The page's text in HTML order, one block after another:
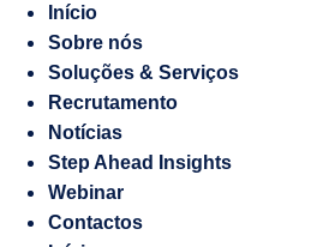
Responsabilidade
socioambiental
Contraordenações
de
Início
Sobre nós
Soluções & Serviços
Recrutamento
Notícias
Step Ahead Insights
Webinar
Contactos